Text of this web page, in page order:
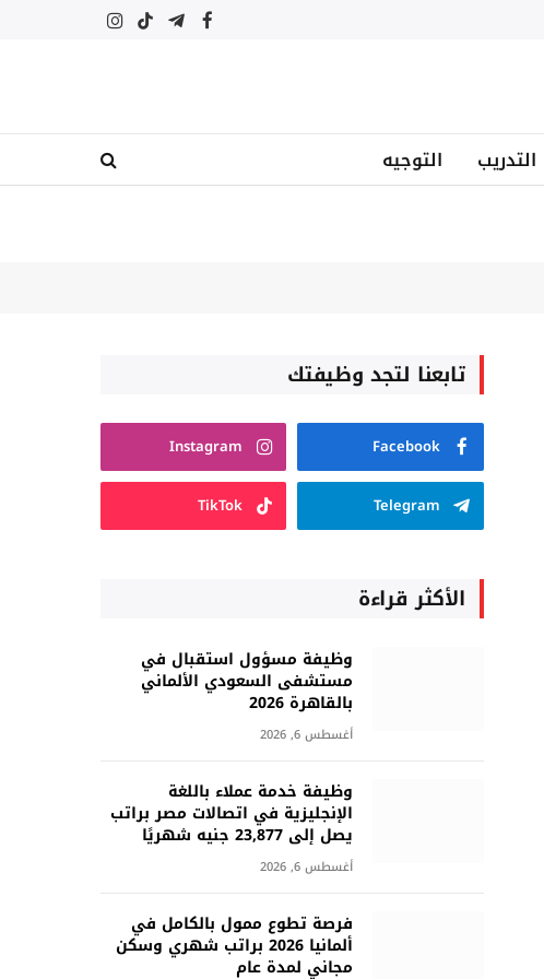
فيسبوكتيلقرامتيكتوكالانستغرام
التدريب التوجيه
تابعنا لتجد وظيفتك
Facebook
Instagram
Telegram
TikTok
الأكثر قراءة
وظيفة مسؤول استقبال في
مستشفى السعودي الألماني
بالقاهرة 2026
أغسطس 6, 2026
وظيفة خدمة عملاء باللغة
الإنجليزية في اتصالات مصر براتب
يصل إلى 23,877 جنيه شهريًا
أغسطس 6, 2026
فرصة تطوع ممول بالكامل في
ألمانيا 2026 براتب شهري وسكن
مجاني لمدة عام